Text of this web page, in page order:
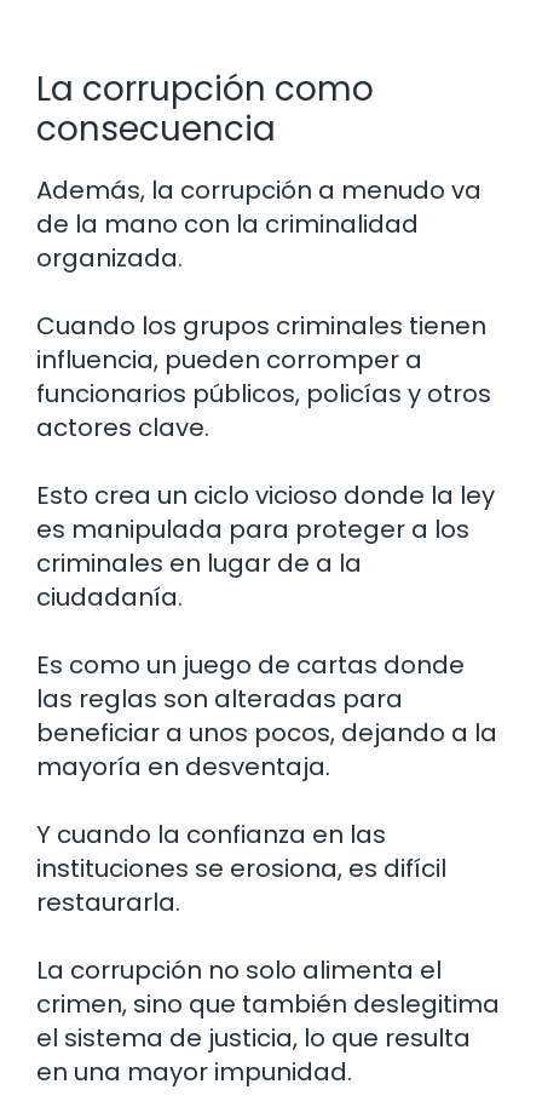
La corrupción como
consecuencia
Además, la corrupción a menudo va
de la mano con la criminalidad
organizada.
Cuando los grupos criminales tienen
influencia, pueden corromper a
funcionarios públicos, policías y otros
actores clave.
Esto crea un ciclo vicioso donde la ley
es manipulada para proteger a los
criminales en lugar de a la
ciudadanía.
Es como un juego de cartas donde
las reglas son alteradas para
beneficiar a unos pocos, dejando a la
mayoría en desventaja.
Y cuando la confianza en las
instituciones se erosiona, es difícil
restaurarla.
La corrupción no solo alimenta el
crimen, sino que también deslegitima
el sistema de justicia, lo que resulta
en una mayor impunidad.